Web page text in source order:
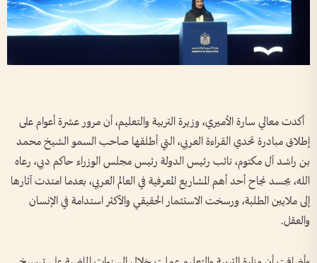
أكدت معالي سارة الأميري، وزيرة التربية والتعليم، أن مرور عشرة أعوام على
إطلاق مبادرة تحدي القراءة العربي، التي أطلقها صاحب السمو الشيخ محمد
بن راشد آل مكتوم، نائب رئيس الدولة رئيس مجلس الوزراء حاكم دبي، رعاه
الله، يجسد نجاح أحد أهم المشاريع المعرفية في العالم العربي، بعدما امتدت آثارها
إلى ملايين الطلبة، ورسخت الاستثمار الحقيقي والأكثر استدامة في الإنسان
والعقل.